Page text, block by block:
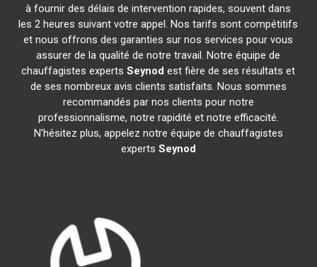
à fournir des délais de intervention rapides, souvent dans
les 2 heures suivant votre appel. Nos tarifs sont compétitifs
et nous offrons des garanties sur nos services pour vous
assurer de la qualité de notre travail. Notre équipe de
chauffagistes expertsSeynod est fière de ses résultats et
de ses nombreux avis clients satisfaits. Nous sommes
recommandés par nos clients pour notre
professionnalisme, notre rapidité et notre efficacité.
N'hésitez plus, appelez notre équipe de chauffagistes
experts Seynod